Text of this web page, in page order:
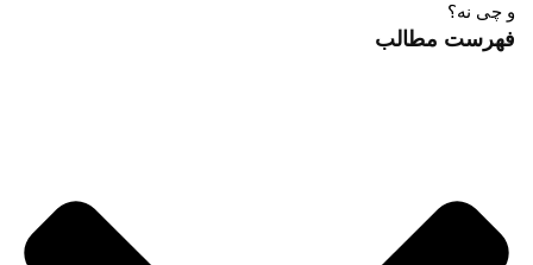
و چی نه؟
فهرست مطالب